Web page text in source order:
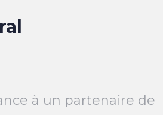
à un partenaire de